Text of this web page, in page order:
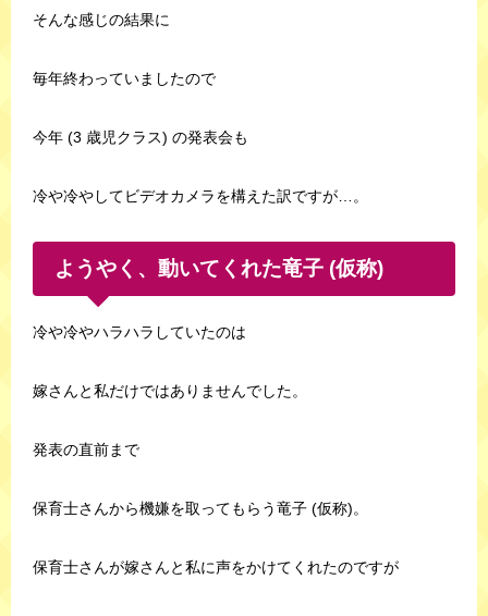
そんな感じの結果に
毎年終わっていましたので
今年 (3 歳児クラス) の発表会も
冷や冷やしてビデオカメラを構えた訳ですが…。
ようやく、動いてくれた竜子 (仮称)
冷や冷やハラハラしていたのは
嫁さんと私だけではありませんでした。
発表の直前まで
保育士さんから機嫌を取ってもらう竜子 (仮称)。
保育士さんが嫁さんと私に声をかけてくれたのですが